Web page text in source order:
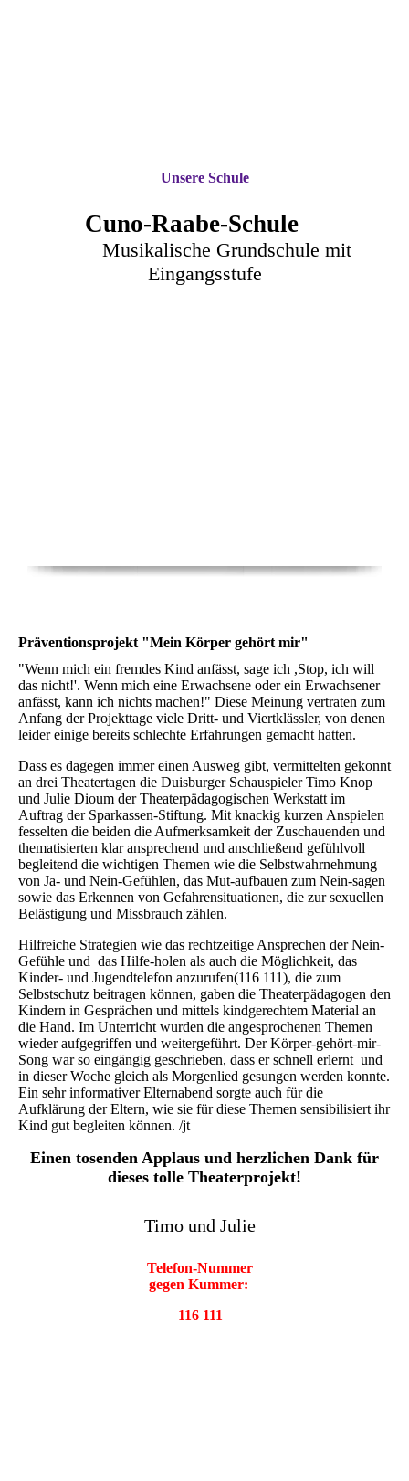
Cuno-Raabe-Schule
Musikalische Grundschule mit
Eingangsstufe
Unsere Schule
Präventionsprojekt "Mein Körper gehört mir"
"Wenn mich ein fremdes Kind anfässt, sage ich ,Stop, ich will
das nicht!'. Wenn mich eine Erwachsene oder ein Erwachsener
anfässt, kann ich nichts machen!" Diese Meinung vertraten zum
Anfang der Projekttage viele Dritt- und Viertklässler, von denen
leider einige bereits schlechte Erfahrungen gemacht hatten.
Dass es dagegen immer einen Ausweg gibt, vermittelten gekonnt
an drei Theatertagen die Duisburger Schauspieler Timo Knop
und Julie Dioum der Theaterpädagogischen Werkstatt im
Auftrag der Sparkassen-Stiftung. Mit knackig kurzen Anspielen
fesselten die beiden die Aufmerksamkeit der Zuschauenden und
thematisierten klar ansprechend und anschließend gefühlvoll
begleitend die wichtigen Themen wie die Selbstwahrnehmung
von Ja- und Nein-Gefühlen, das Mut-aufbauen zum Nein-sagen
sowie das Erkennen von Gefahrensituationen, die zur sexuellen
Belästigung und Missbrauch zählen.
Hilfreiche Strategien wie das rechtzeitige Ansprechen der Nein-
Gefühle und das Hilfe-holen als auch die Möglichkeit, das
Kinder- und Jugendtelefon anzurufen(116 111), die zum
Selbstschutz beitragen können, gaben die Theaterpädagogen den
Kindern in Gesprächen und mittels kindgerechtem Material an
die Hand. Im Unterricht wurden die angesprochenen Themen
wieder aufgegriffen und weitergeführt. Der Körper-gehört-mir-
Song war so eingängig geschrieben, dass er schnell erlernt und
in dieser Woche gleich als Morgenlied gesungen werden konnte.
Ein sehr informativer Elternabend sorgte auch für die
Aufklärung der Eltern, wie sie für diese Themen sensibilisiert ihr
Kind gut begleiten können. /jt
Einen tosenden Applaus und herzlichen Dank für
dieses tolle Theaterprojekt!
Timo und Julie
Telefon-Nummer
gegen Kummer:
116 111